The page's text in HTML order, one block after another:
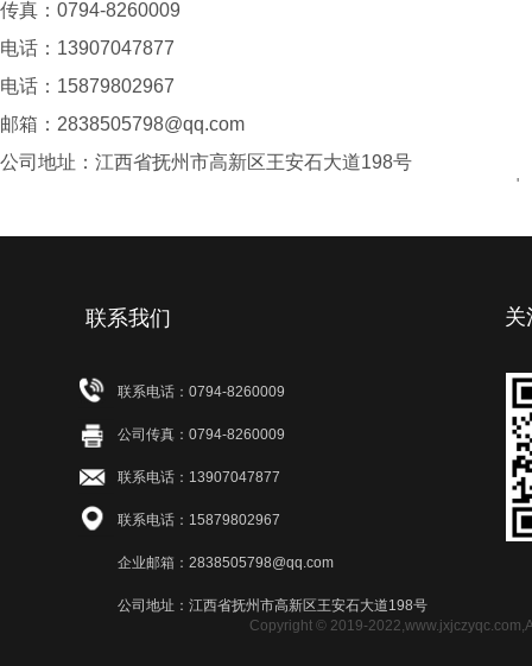
传真：0794-8260009
电话：13907047877
电话：15879802967
邮箱：2838505798@qq.com
公司地址：江西省抚州市高新区王安石大道198号
'
Copyright © 2019-
关
联系我们
联系电话：0794-8260009
公司传真：0794-8260009
联系电话：13907047877
联系电话：15879802967
企业邮箱：2838505798@qq.com
公司地址：江西省抚州市高新区王安石大道198号